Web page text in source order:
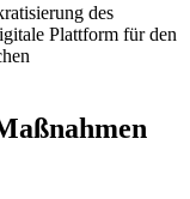
des
Plattform für den